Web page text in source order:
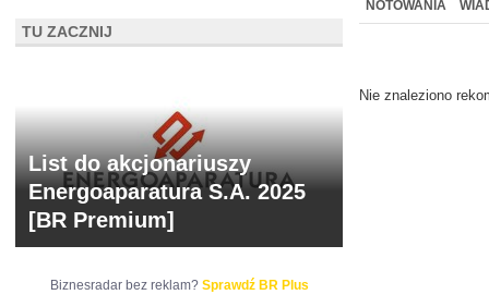
NOTOWANIA
Nie znaleziono
TU ZACZNIJ
List do akcjonariuszy
Energoaparatura S.A. 2025
[BR Premium]
Biznesradar bez reklam? Sprawdź BR Plus